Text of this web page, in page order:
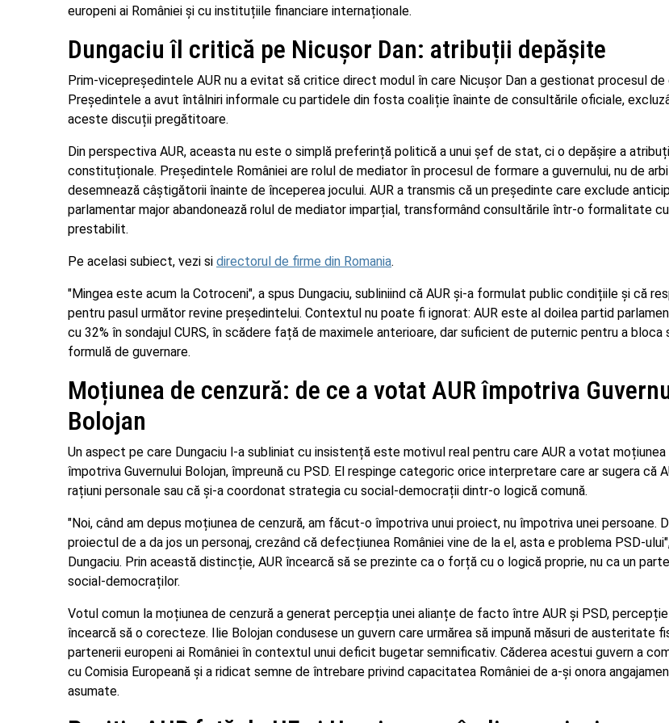
europeni ai României și cu instituțiile financiare internaționale.
Dungaciu îl critică pe Nicușor Dan: atribuții depășite
Prim-vicepreședintele AUR nu a evitat să critice direct modul în care Nicușor Dan a gestionat procesul de
Președintele a avut întâlniri informale cu partidele din fosta coaliție înainte de consultările oficiale,
aceste discuții pregătitoare.
Din perspectiva AUR, aceasta nu este o simplă preferință politică a unui șef de stat, ci o depășire a
constituționale. Președintele României are rolul de mediator în procesul de formare a guvernului, nu de
desemnează câștigătorii înainte de începerea jocului. AUR a transmis că un președinte care exclude
parlamentar major abandonează rolul de mediator imparțial, transformând consultările într-o formalitate
prestabilit.
Pe acelasi subiect, vezi si directorul de firme din Romania.
"Mingea este acum la Cotroceni", a spus Dungaciu, subliniind că AUR și-a formulat public condițiile și că
pentru pasul următor revine președintelui. Contextul nu poate fi ignorat: AUR este al doilea partid
cu 32% în sondajul CURS, în scădere față de maximele anterioare, dar suficient de puternic pentru a bloca
formulă de guvernare.
Moțiunea de cenzură: de ce a votat AUR împotriva
Bolojan
Un aspect pe care Dungaciu l-a subliniat cu insistență este motivul real pentru care AUR a votat moțiunea
împotriva Guvernului Bolojan, împreună cu PSD. El respinge categoric orice interpretare care ar sugera că
rațiuni personale sau că și-a coordonat strategia cu social-democrații dintr-o logică comună.
"Noi, când am depus moțiunea de cenzură, am făcut-o împotriva unui proiect, nu împotriva unei persoane.
proiectul de a da jos un personaj, crezând că defecțiunea României vine de la el, asta e problema PSD-
Dungaciu. Prin această distincție, AUR încearcă să se prezinte ca o forță cu o logică proprie, nu ca un
social-democraților.
Votul comun la moțiunea de cenzură a generat percepția unei alianțe de facto între AUR și PSD,
încearcă să o corecteze. Ilie Bolojan condusese un guvern care urmărea să impună măsuri de austeritate
partenerii europeni ai României în contextul unui deficit bugetar semnificativ. Căderea acestui guvern a
cu Comisia Europeană și a ridicat semne de întrebare privind capacitatea României de a-și onora
asumate.